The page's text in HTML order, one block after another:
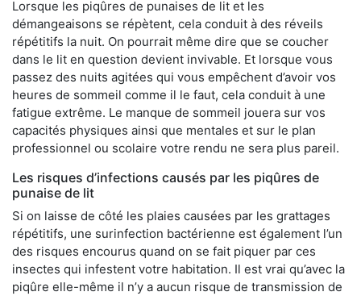
Lorsque les piqûres de punaises de lit et les
démangeaisons se répètent, cela conduit à des réveils
répétitifs la nuit. On pourrait même dire que se coucher
dans le lit en question devient invivable. Et lorsque vous
passez des nuits agitées qui vous empêchent d’avoir vos
heures de sommeil comme il le faut, cela conduit à une
fatigue extrême. Le manque de sommeil jouera sur vos
capacités physiques ainsi que mentales et sur le plan
professionnel ou scolaire votre rendu ne sera plus pareil.
Les risques d’infections causés par les piqûres de
punaise de lit
Si on laisse de côté les plaies causées par les grattages
répétitifs, une surinfection bactérienne est également l’un
des risques encourus quand on se fait piquer par ces
insectes qui infestent votre habitation. Il est vrai qu’avec la
piqûre elle-même il n’y a aucun risque de transmission de